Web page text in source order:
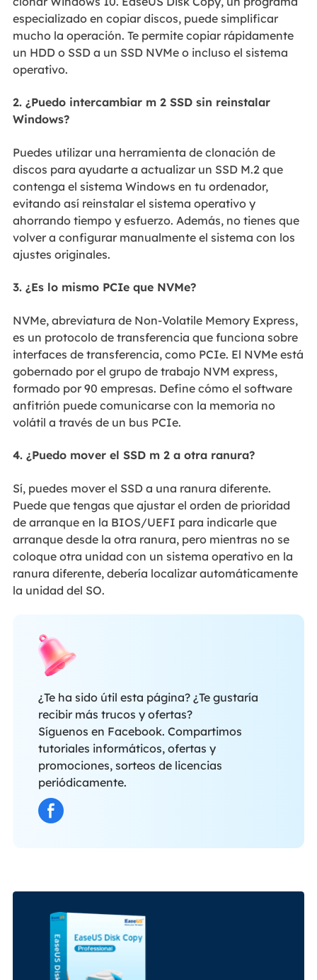
especializado en copiar discos, puede simplificar
mucho la operación. Te permite copiar rápidamente
un HDD o SSD a un SSD NVMe o incluso el sistema
operativo.
2. ¿Puedo intercambiar m 2 SSD sin reinstalar
Windows?
Puedes utilizar una herramienta de clonación de
discos para ayudarte a actualizar un SSD M.2 que
contenga el sistema Windows en tu ordenador,
evitando así reinstalar el sistema operativo y
ahorrando tiempo y esfuerzo. Además, no tienes que
volver a configurar manualmente el sistema con los
ajustes originales.
3. ¿Es lo mismo PCIe que NVMe?
NVMe, abreviatura de Non-Volatile Memory Express,
es un protocolo de transferencia que funciona sobre
interfaces de transferencia, como PCIe. El NVMe está
gobernado por el grupo de trabajo NVM express,
formado por 90 empresas. Define cómo el software
anfitrión puede comunicarse con la memoria no
volátil a través de un bus PCIe.
4. ¿Puedo mover el SSD m 2 a otra ranura?
Sí, puedes mover el SSD a una ranura diferente.
Puede que tengas que ajustar el orden de prioridad
de arranque en la BIOS/UEFI para indicarle que
arranque desde la otra ranura, pero mientras no se
coloque otra unidad con un sistema operativo en la
ranura diferente, debería localizar automáticamente
la unidad del SO.
¿Te ha sido útil esta página? ¿Te gustaría
recibir más trucos y ofertas?
Síguenos en Facebook. Compartimos
tutoriales informáticos, ofertas y
promociones, sorteos de licencias
periódicamente.